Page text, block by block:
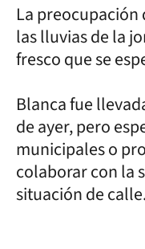
La
las lluvias de la
fresco que se
Blanca fue
de ayer, pero
municipales o
colaborar con la
situación de calle.